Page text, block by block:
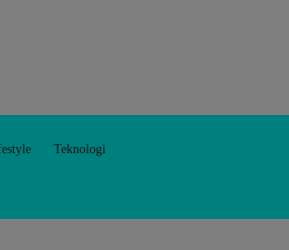
Teknologi